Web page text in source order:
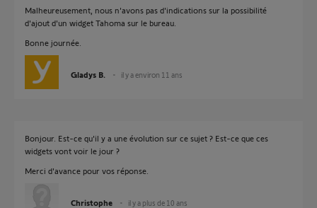
Malheureusement, nous n'avons pas d'indications sur la possibilité
d'ajout d'un widget Tahoma sur le bureau.
Bonne journée.
Gladys B. il y a environ 11 ans
Bonjour. Est-ce qu'il y a une évolution sur ce sujet ? Est-ce que ces
widgets vont voir le jour ?
Merci d'avance pour vos réponse.
Christophe il y a plus de 10 ans